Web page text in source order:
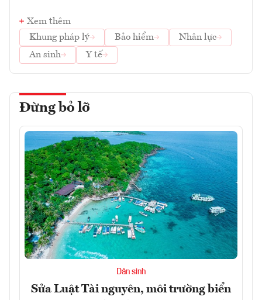
Xem thêm
Khung pháp lý
Bảo hiểm
Nhân lực
An sinh
Y tế
Đừng bỏ lỡ
Dân sinh
Sửa Luật Tài nguyên, môi trường biển